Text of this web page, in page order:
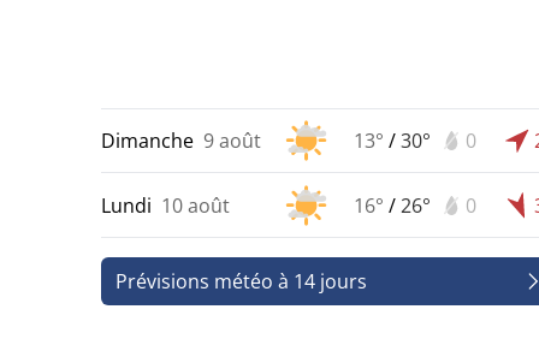
Dimanche 9 août 13° /30° 0
Lundi 10 août 16° /26° 0
Prévisions météo à 14 jours